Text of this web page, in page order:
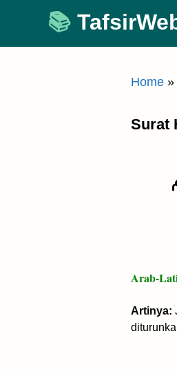
content
Home »
Surat
Arab-
Artinya: